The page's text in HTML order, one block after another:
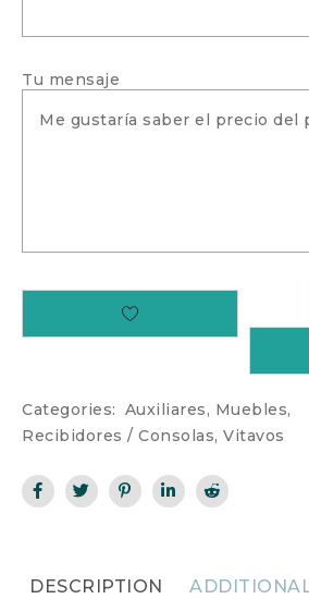
Tu mensaje
Categories: Auxiliares, Muebles,
Recibidores / Consolas, Vitavos
DESCRIPTION